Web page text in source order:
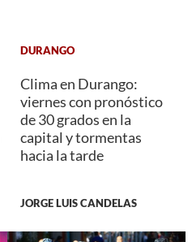
DURANGO
Clima en Durango:
viernes con pronóstico
de 30 grados en la
capital y tormentas
hacia la tarde
JORGE LUIS CANDELAS